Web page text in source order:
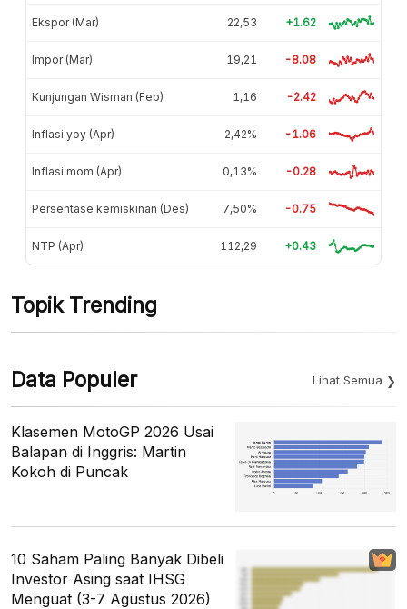
Ekspor (Mar) 22,53 +1.62
Impor (Mar) 19,21 -8.08
Kunjungan Wisman (Feb) 1,16 -2.42
Inflasi yoy (Apr) 2,42% -1.06
Inflasi mom (Apr) 0,13% -0.28
Persentase kemiskinan (Des) 7,50% -0.75
NTP (Apr) 112,29 +0.43
Topik Trending
Data Populer Lihat Semua
Klasemen MotoGP 2026 Usai
Balapan di Inggris: Martin
Kokoh di Puncak
10 Saham Paling Banyak Dibeli
Investor Asing saat IHSG
Menguat (3-7 Agustus 2026)